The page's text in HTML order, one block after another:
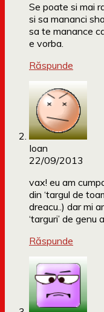
Se poate si mai
si sa mananci
sa te manance
e vorba.
Răspunde
Ioan
22/09/2013
vax! eu am
din ‘targul de
dreacu..) dar mi
‘targuri’ de genu
Răspunde